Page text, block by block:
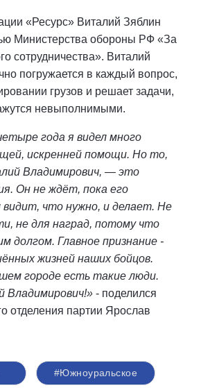
«Ресурс» Виталий Зяблин
Министерства обороны РФ «За
сотрудничества». Виталий
погружается в каждый вопрос,
грузов и решает задачи,
невыполнимыми.
года я видел много
искренней помощи. Но то,
Владимирович, — это
Он не ждёт, пока его
что нужно, и делает. Не
не для наград, потому что
долгом. Главное признание -
жизней наших бойцов.
городе есть такие люди.
Владимирович!» - поделился
отделения партии Ярослав
#Южноуральское